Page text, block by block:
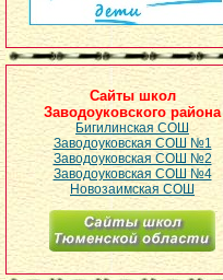
Сайты школ
Заводоуковского района
Бигилинская СОШ
Заводоуковская СОШ №1
Заводоуковская СОШ №2
Заводоуковская СОШ №4
Новозаимская СОШ